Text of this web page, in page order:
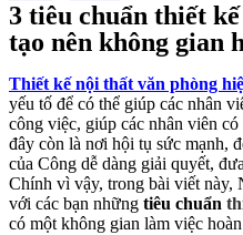
3 tiêu chuẩn thiết
tạo nên không gian
Thiết kế nội thất văn phòng
yếu tố để có thể giúp các nhân
công việc, giúp các nhân viên
đây còn là nơi hội tụ sức mạnh,
của Công dễ dàng giải quyết,
Chính vì vậy, trong bài viết này,
với các bạn những tiêu chuẩn
có một không gian làm việc